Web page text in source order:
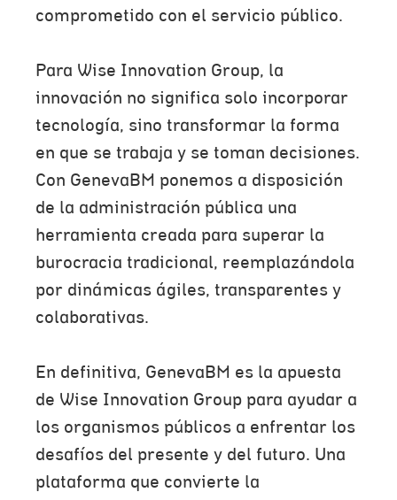
comprometido con el servicio público.
Para Wise Innovation Group, la
innovación no significa solo incorporar
tecnología, sino transformar la forma
en que se trabaja y se toman decisiones.
Con GenevaBM ponemos a disposición
de la administración pública una
herramienta creada para superar la
burocracia tradicional, reemplazándola
por dinámicas ágiles, transparentes y
colaborativas.
En definitiva, GenevaBM es la apuesta
de Wise Innovation Group para ayudar a
los organismos públicos a enfrentar los
desafíos del presente y del futuro. Una
plataforma que convierte la